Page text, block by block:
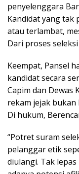
penyelenggara
Kandidat yang tak
atau terlambat,
Dari proses
Keempat, Pansel
kandidat secara
Capim dan Dewas
rekam jejak bukan
Di hukum,
“Potret suram
pelanggar etik
diulangi. Tak